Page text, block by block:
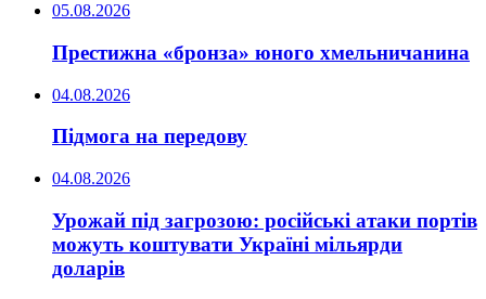
05.08.2026
Престижна «бронза» юного хмельничанина
04.08.2026
Підмога на передову
04.08.2026
Урожай під загрозою: російські атаки портів
можуть коштувати Україні мільярди
доларів